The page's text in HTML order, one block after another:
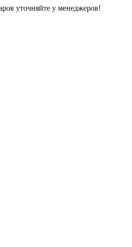
уточняйте у менеджеров!